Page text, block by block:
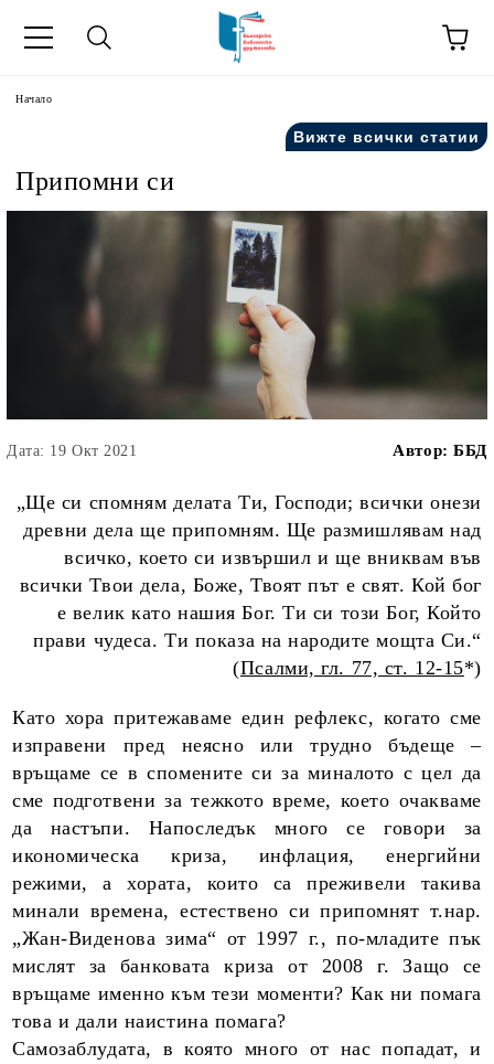
Начало
Вижте всички статии
Припомни си
Дата: 19 Окт 2021 Автор: ББД
„Ще си спомням делата Ти, Господи; всички онези
древни дела ще припомням. Ще размишлявам над
всичко, което си извършил и ще вниквам във
всички Твои дела, Боже, Твоят път е свят. Кой бог
е велик като нашия Бог. Ти си този Бог, Който
прави чудеса. Ти показа на народите мощта Си.“
(Псалми, гл. 77, ст. 12-15*)
Като хора притежаваме един рефлекс, когато сме
изправени пред неясно или трудно бъдеще –
връщаме се в спомените си за миналото с цел да
сме подготвени за тежкото време, което очакваме
да настъпи. Напоследък много се говори за
икономическа криза, инфлация, енергийни
режими, а хората, които са преживели такива
минали времена, естествено си припомнят т.нар.
„Жан-Виденова зима“ от 1997 г., по-младите пък
мислят за банковата криза от 2008 г. Защо се
връщаме именно към тези моменти? Как ни помага
това и дали наистина помага?
Самозаблудата, в която много от нас попадат, и